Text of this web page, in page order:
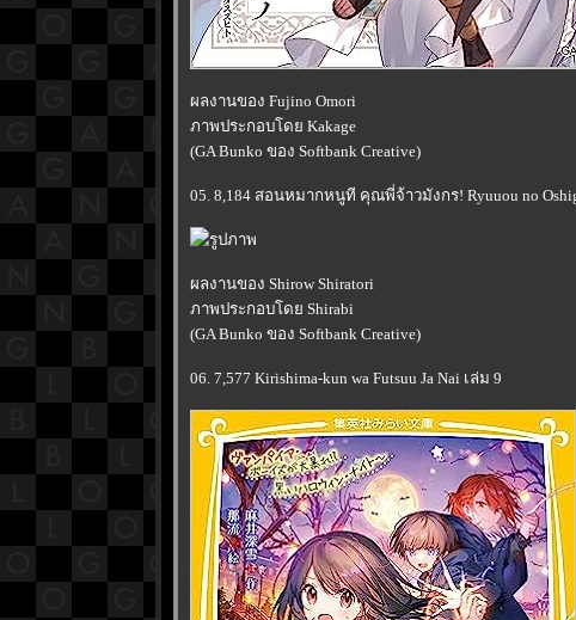
ผลงานของ Fujino Omori
ภาพประกอบโดย Kakage
(GA Bunko ของ Softbank Creative)
05. 8,184 สอนหมากหนูที คุณพี่จ้าวมังกร! Ryuuou no
ผลงานของ Shirow Shiratori
ภาพประกอบโดย Shirabi
(GA Bunko ของ Softbank Creative)
06. 7,577 Kirishima-kun wa Futsuu Ja Nai เล่ม 9